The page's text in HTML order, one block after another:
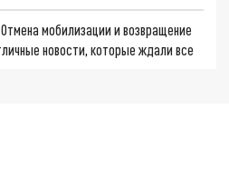
мобилизации и возвращение
новости, которые ждали все